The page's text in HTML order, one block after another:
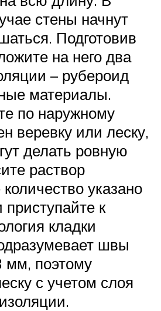
стены начнут
Подготовив
на него два
– рубероид
материалы.
по наружному
веревку или леску,
делать ровную
раствор
указано
приступайте к
кладки
швы
мм, поэтому
с учетом слоя